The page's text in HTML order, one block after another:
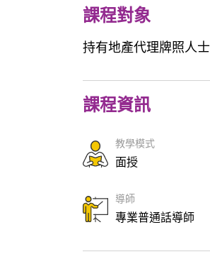
課程對象
持有地產代理牌照人士
課程資訊
教學模式
面授
導師
專業普通話導師